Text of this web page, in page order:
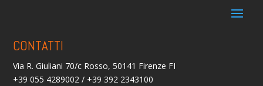
CONTATTI
Via R. Giuliani 70/c Rosso, 50141 Firenze FI
+39 055 4289002 / +39 392 2343100